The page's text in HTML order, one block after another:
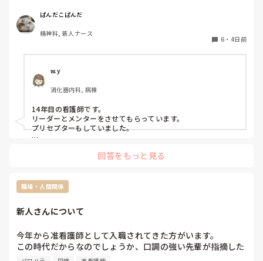
頑張ってください。
4月に入職してまだ少ししか経っていないのですが、プリセ
プターを変えたいと考えています。ただ、同じ病棟の先輩で
もあるため、なかなか相談することができません。
私はもともと人見知りで、自分から悩みや相談事を人に話す
ことが苦手なタイプです。
プリセプターを変えたいと思った理由は、プリセプターとの
距離感です。
入職してすぐのオリエンテーションや研修でプリセプター制
度について説明は受けていましたが、他病棟の同期はすでに
がプリセプターなのか知りませんでした。知ったきっかけ
接伝えてもらえなかったこともあり、その頃からずっと距離
を感じています。
また、人見知りな性格もあって、研修で学んだ看護技術を練
思ってしまい、なかなか声をかけることができません。その
点については、自分自身でも改善しなければいけないと思っ
ぱんだこぱんだ
精神科, 新人ナース
6 ・ 4日前
w.y
消化器内科, 病棟
14年目の看護師です。
リーダーとメンターをさせてもらっています。
プリセプターもしていました。
のことを聞いたりしています。
プリセプターの役割は、パンダコパンダさんのイメージどおり
です。ただ、勤務的にプリセプターと同じ日をしょっちゅう作
すが、みんなで１年生を教えるみたいなかんじです。
ターを窓口にしている感じです。
プリセプターが自分の役割を分かっていないのか、自分がプリ
回答をもっと見る
職場・人間関係
新人さんについて
今年から准看護師として入職されてきた方がいます。
この時代だからなのでしょうか、口調の強い先輩が指摘した
らその日のうちに『あれはパワハラになります』と新人は上